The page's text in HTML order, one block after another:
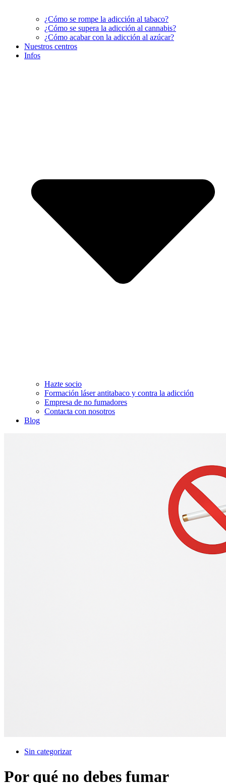
¿Cómo se rompe la adicción al tabaco?
¿Cómo se supera la adicción al cannabis?
¿Cómo acabar con la adicción al azúcar?
Nuestros centros
Infos
Hazte socio
Formación láser antitabaco y contra la adicción
Empresa de no fumadores
Contacta con nosotros
Blog
Sin categorizar
Por qué no debes fumar